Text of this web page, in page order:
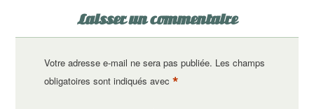
Laisser un commentaire
Votre adresse e-mail ne sera pas publiée. Les champs
obligatoires sont indiqués avec *